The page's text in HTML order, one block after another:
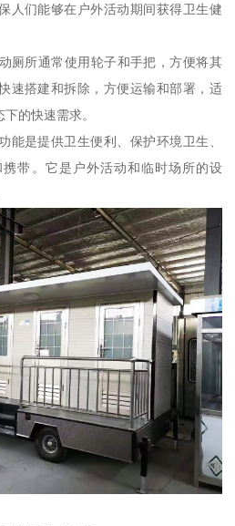
人们能够在户外活动期间获得卫生健
厕所通常使用轮子和手把，方便将其
速搭建和拆除，方便运输和部署，适
的快速需求。
能是提供卫生便利、保护环境卫生、
带。它是户外活动和临时场所的设